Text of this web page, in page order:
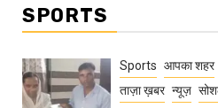
SPORTS
Sports आपका शहर
ताज़ा ख़बर न्यूज़